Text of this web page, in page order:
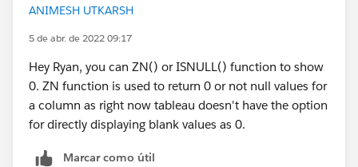
ANIMESH UTKARSH
5 de abr. de 2022 09:17
Hey Ryan, you can ZN() or ISNULL() function to show
0. ZN function is used to return 0 or not null values for
a column as right now tableau doesn't have the option
for directly displaying blank values as 0.
Marcar como útil